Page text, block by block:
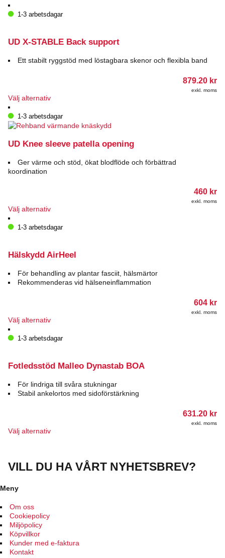
1-3 arbetsdagar
UD X-STABLE Back support
Ett stabilt ryggstöd med löstagbara skenor och flexibla band
879.20 kr
exkl. moms
Välj alternativDen
produkten
har
varianter.
olika
1-3 arbetsdagar
UD Knee sleeve patella opening
Ger värme och stöd, ökat blodflöde och förbättrad
koordination
460 kr
exkl. moms
Välj alternativDen
produkten
varianter.
olika
alternativen
1-3 arbetsdagar
Hälskydd AirHeel
För behandling av plantar fasciit, hälsmärtor
Rekommenderas vid hälseneinflammation
604 kr
exkl. moms
Välj alternativDen
produkten
varianter.
olika
alternativen
1-3 arbetsdagar
Fotledsstöd Malleo Dynastab BOA
För lindriga till svåra stukningar
Stabil ankelortos med sidoförstärkning
631.20 kr
exkl. moms
Välj alternativDen
flera
produktsidan
VILL DU HA VÅRT NYHETSBREV?
Meny
Om oss
Cookiepolicy
Miljöpolicy
Köpvillkor
Kunder med e-faktura
Kontakt